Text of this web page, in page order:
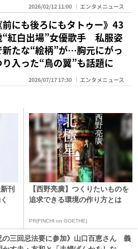
2026/02/12 11:00 エンタメニュース
前にも後ろにもタトゥー》43
“紅白出場”女優歌手 私服姿
新たな“絵柄”が…胸元にがっ
り入った“鳥の翼”も話題に
2026/07/17 17:30 エンタメニュース
刊
【西野亮廣】つくりたいものを
追求できる環境の作り方とは
PR(FINCHI on GOETHE)
の三回忌法要に参加》山口百恵さん 義